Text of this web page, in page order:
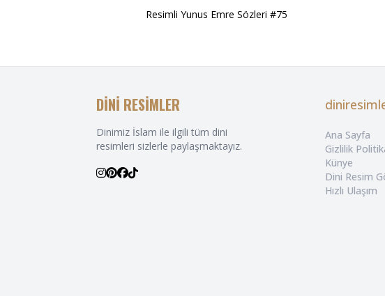
Resimli Yunus Emre Sözleri #75
DİNİ RESİMLER
Dinimiz İslam ile ilgili tüm dini
resimleri sizlerle paylaşmaktayız.
Ana Sayfa
Gizlilik
Künye
Dini Resim
Hızlı Ulaşım